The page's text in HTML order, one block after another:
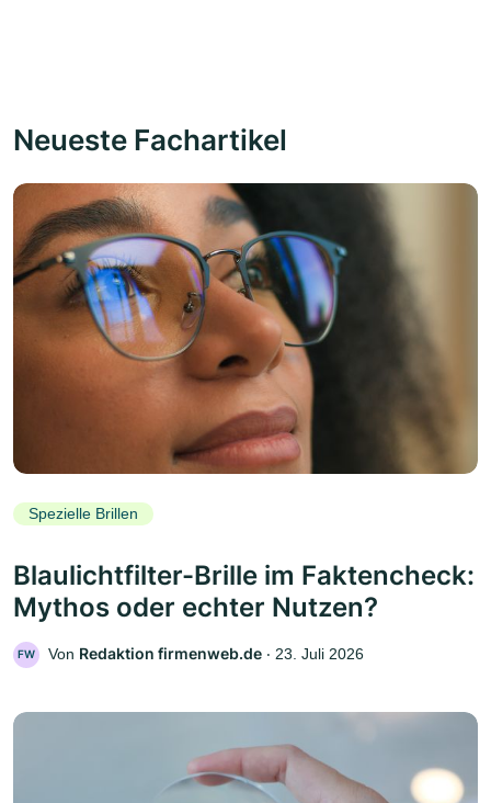
Neueste Fachartikel
Spezielle Brillen
Blaulichtfilter-Brille im Faktencheck:
Mythos oder echter Nutzen?
FW Von Redaktion firmenweb.de ‧ 23. Juli 2026